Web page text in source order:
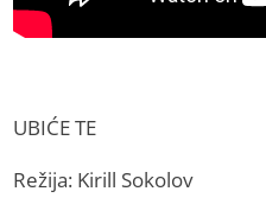
UBIĆE TE
Režija: Kirill Sokolov